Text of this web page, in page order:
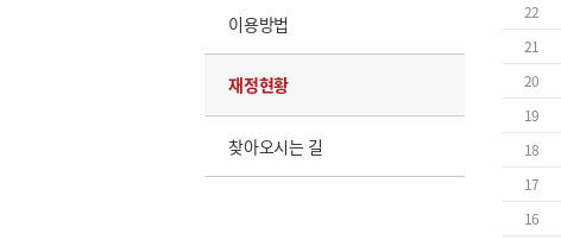
이용방법
재정현황
찾아오시는 길
22
21
20
19
18
17
16